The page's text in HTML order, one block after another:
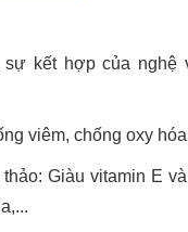
sự kết hợp của nghệ
viêm, chống oxy
Giàu vitamin E